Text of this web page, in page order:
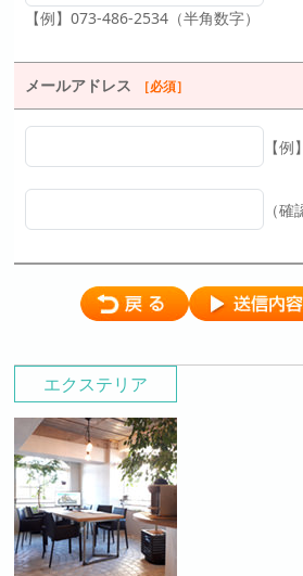
エクステリア
【例】073-486-2534（半角数字）
メールアドレス ［必須］
【
（確